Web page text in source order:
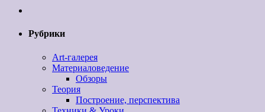
Рубрики
Art-галерея
Материаловедение
Обзоры
Теория
Построение, перспектива